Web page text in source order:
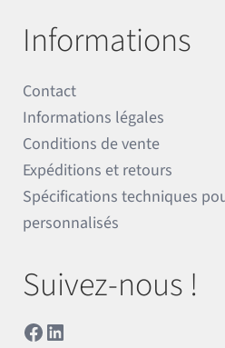
Informations
Contact
Informations légales
Conditions de vente
Expéditions et retours
Spécifications techniques
personnalisés
Suivez-nous !
Facebook
LinkedIn